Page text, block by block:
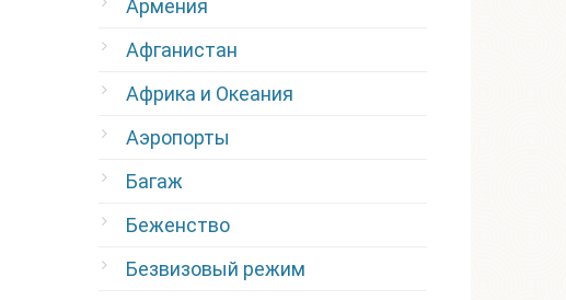
Армения
Афганистан
Африка и Океания
Аэропорты
Багаж
Беженство
Безвизовый режим